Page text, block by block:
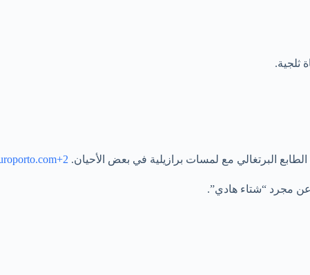
ثلجية.
البرتغالي مع لمسات برازيلية في بعض الأحيان.
عن مجرد “شتاء هادي”.